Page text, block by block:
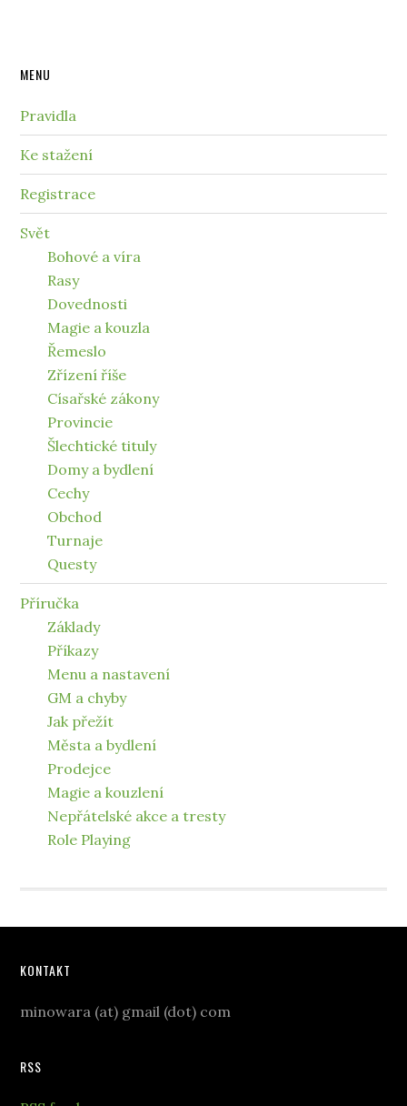
MENU
Pravidla
Ke stažení
Registrace
Svět
Bohové a víra
Rasy
Dovednosti
Magie a kouzla
Řemeslo
Zřízení říše
Císařské zákony
Provincie
Šlechtické tituly
Domy a bydlení
Cechy
Obchod
Turnaje
Questy
Příručka
Základy
Příkazy
Menu a nastavení
GM a chyby
Jak přežít
Města a bydlení
Prodejce
Magie a kouzlení
Nepřátelské akce a tresty
Role Playing
KONTAKT
minowara (at) gmail (dot) com
RSS